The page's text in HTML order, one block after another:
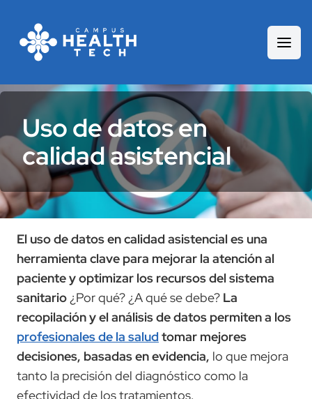
Uso de datos en
calidad asistencial
El uso de datos en calidad asistencial es una
herramienta clave para mejorar la atención al
paciente y optimizar los recursos del sistema
sanitario ¿Por qué? ¿A qué se debe? La
recopilación y el análisis de datos permiten a los
profesionales de la saludtomar mejores
decisiones, basadas en evidencia, lo que mejora
tanto la precisión del diagnóstico como la
efectividad de los tratamientos.